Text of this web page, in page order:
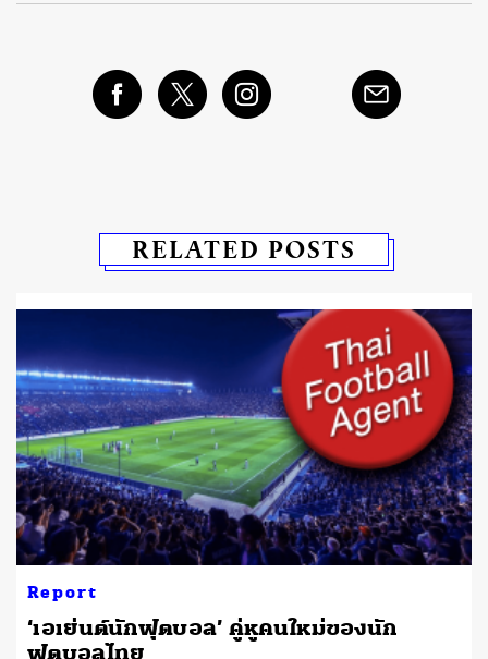
RELATED POSTS
Report
‘เอเย่นต์นักฟุตบอล’ คู่หูคนใหม่ของนัก
ฟุตบอลไทย